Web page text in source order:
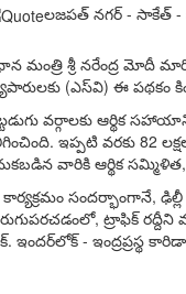
లజపత్ నగర్ - సాకేత్ - జి
మంత్రి శ్రీ నరేంద్ర మోదీ
(ఎస్‌వి) ఈ పథకం
వర్గాలకు ఆర్థిక
ఇప్పటి వరకు 82
వారికి ఆర్థిక
సందర్భాంగానే,
ట్రాఫిక్
ఇందర్‌లోక్ - ఇంద్రప్రస్థ